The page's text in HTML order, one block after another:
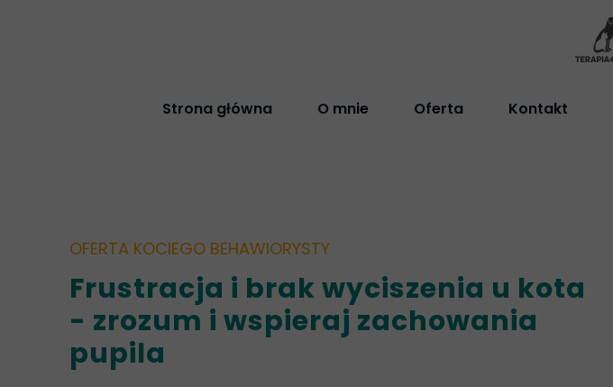
Strona główna O mnie Oferta Kontakt
Frustracja i brak wyciszenia u kota
- zrozum i wspieraj zachowania
pupila
OFERTA KOCIEGO BEHAWIORYSTY